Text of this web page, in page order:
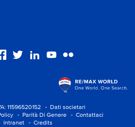
11596520152
- Dati societari
- Parità Di Genere
- Contattaci
Intranet - Credits